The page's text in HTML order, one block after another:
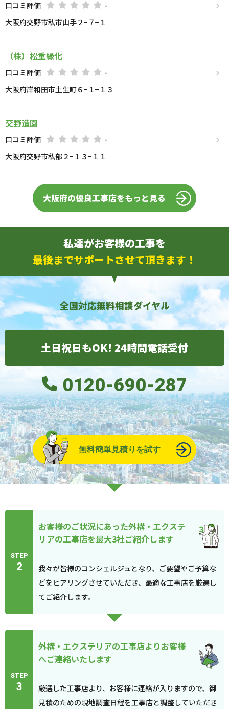
口コミ評価
-
大阪府交野市私市山手２−７−１
（株）松重緑化
口コミ評価
-
大阪府岸和田市土生町６−１−１３
交野造園
口コミ評価
-
大阪府交野市私部２−１３−１１
大阪府の優良工事店をもっと見る
私達がお客様の工事を
最後までサポートさせて頂きます！
全国対応無料相談ダイヤル
土日祝日もOK! 24時間電話受付
0120-690-287
無料簡単見積りを試す
STEP
2
お客様のご状況にあった外構・エクステ
リアの工事店を最大3社ご紹介します
我々が皆様のコンシェルジュとなり、ご要望やご予算な
どをヒアリングさせていただき、最適な工事店を厳選し
てご紹介します。
STEP
3
外構・エクステリアの工事店よりお客様
へご連絡いたします
厳選した工事店より、お客様に連絡が入りますので、御
見積のための現地調査日程を工事店と調整していただき